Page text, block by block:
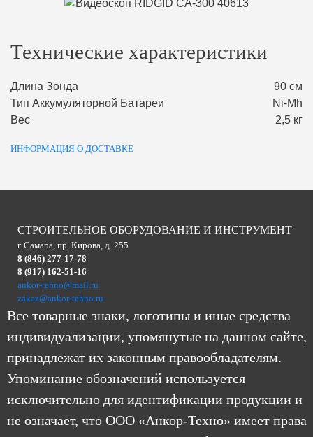
Технические характеристики
Длина Зонда
90 см
Тип Аккумуляторной Батареи
Ni-Mh
Вес
2,5 кг
ИНФОРМАЦИЯ О ДОСТАВКЕ
СТРОИТЕЛЬНОЕ ОБОРУДОВАНИЕ И ИНСТРУМЕНТ
г. Самара, пр. Кирова, д. 255
8 (846) 277-17-78
8 (917) 162-51-16
ankor-tehno@mail.ru
zakaz@ankor-tehno.ru
Все товарные знаки, логотипы и иные средства
индивидуализации, упомянутые на данном сайте,
принадлежат их законным правообладателям.
Упоминание обозначений используется
исключительно для идентификации продукции и
не означает, что ООО «Анкор-Техно» имеет права